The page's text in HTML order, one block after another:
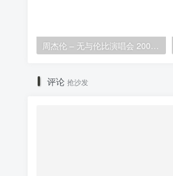
周杰伦 – 无与伦比演唱会 2004（DVD/ISO/7.24G）
评论 抢沙发